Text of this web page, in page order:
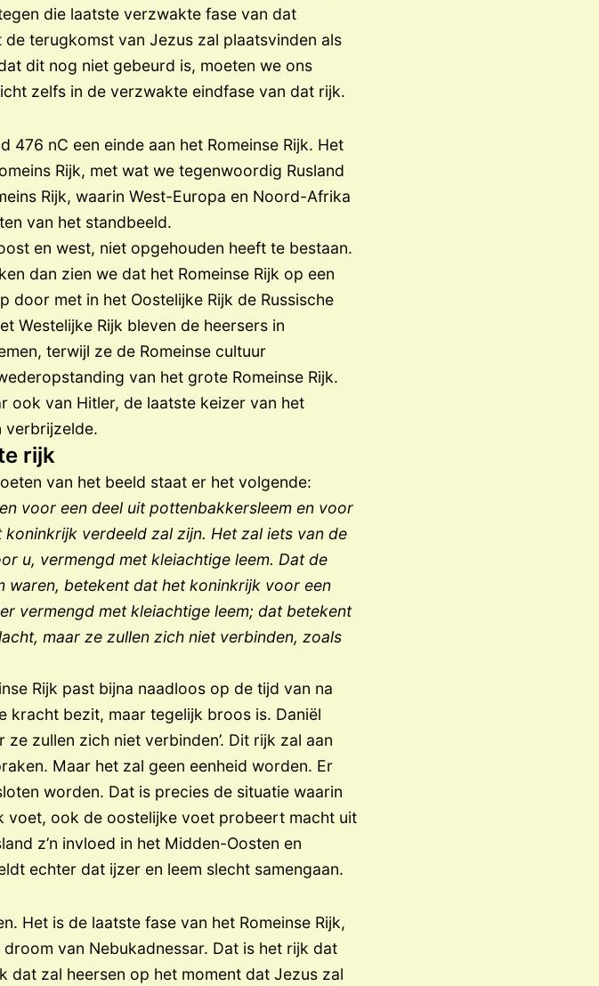
die laatste verzwakte fase van dat
de terugkomst van Jezus zal plaatsvinden als
dit nog niet gebeurd is, moeten we ons
zelfs in de verzwakte eindfase van dat rijk.
nC een einde aan het Romeinse Rijk. Het
Rijk, met wat we tegenwoordig Rusland
Rijk, waarin West-Europa en Noord-Afrika
van het standbeeld.
en west, niet opgehouden heeft te bestaan.
dan zien we dat het Romeinse Rijk op een
door met in het Oostelijke Rijk de Russische
Westelijke Rijk bleven de heersers in
terwijl ze de Romeinse cultuur
van het grote Romeinse Rijk.
ook van Hitler, de laatste keizer van het
verbrijzelde.
rijk
van het beeld staat er het volgende:
voor een deel uit pottenbakkersleem en voor
verdeeld zal zijn. Het zal iets van de
u, vermengd met kleiachtige leem. Dat de
waren, betekent dat het koninkrijk voor een
vermengd met kleiachtige leem; dat betekent
maar ze zullen zich niet verbinden, zoals
Rijk past bijna naadloos op de tijd van na
kracht bezit, maar tegelijk broos is. Daniël
zullen zich niet verbinden’. Dit rijk zal aan
Maar het zal geen eenheid worden. Er
worden. Dat is precies de situatie waarin
voet, ook de oostelijke voet probeert macht uit
z’n invloed in het Midden-Oosten en
echter dat ijzer en leem slecht samengaan.
Het is de laatste fase van het Romeinse Rijk,
van Nebukadnessar. Dat is het rijk dat
zal heersen op het moment dat Jezus zal